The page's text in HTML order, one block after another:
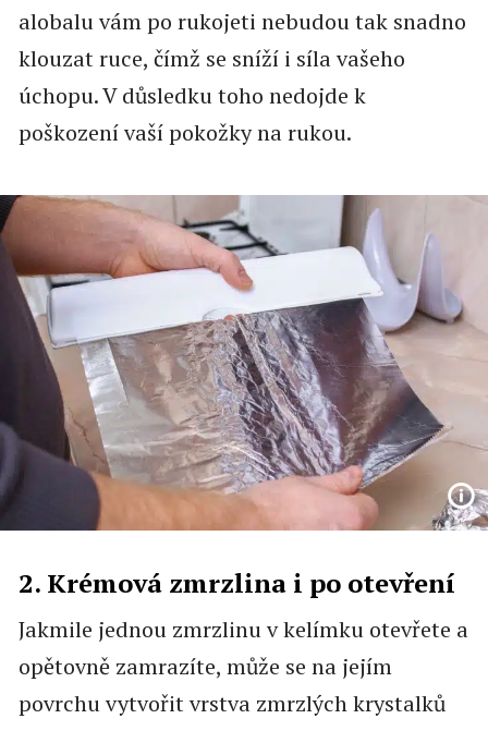
alobalu vám po rukojeti nebudou tak snadno
klouzat ruce, čímž se sníží i síla vašeho
úchopu. V důsledku toho nedojde k
poškození vaší pokožky na rukou.
2. Krémová zmrzlina i po otevření
Jakmile jednou zmrzlinu v kelímku otevřete a
opětovně zamrazíte, může se na jejím
povrchu vytvořit vrstva zmrzlých krystalků